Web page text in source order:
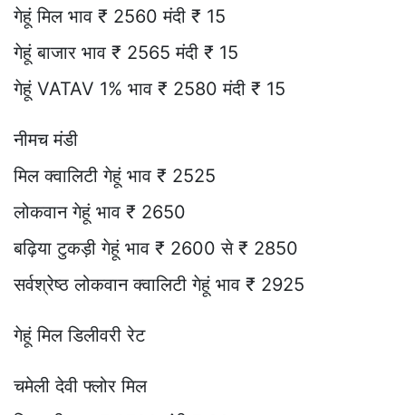
गेहूं मिल भाव ₹ 2560 मंदी ₹ 15
गेहूं बाजार भाव ₹ 2565 मंदी ₹ 15
गेहूं VATAV 1% भाव ₹ 2580 मंदी ₹ 15
नीमच मंडी
मिल क्वालिटी गेहूं भाव ₹ 2525
लोकवान गेहूं भाव ₹ 2650
बढ़िया टुकड़ी गेहूं भाव ₹ 2600 से ₹ 2850
सर्वश्रेष्ठ लोकवान क्वालिटी गेहूं भाव ₹ 2925
गेहूं मिल डिलीवरी रेट
चमेली देवी फ्लोर मिल